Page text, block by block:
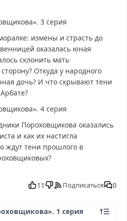
3 серия
измены и страсть до
оказалась юная
склонить мать
Откуда у народного
дочь? И что скрывают тени
4 серия
Пороховщикова оказались
и как их настигла
ждут тени прошлого в
на реальных событиях от
последний выпуск, Основано
11 Подписаться 0
1 серия